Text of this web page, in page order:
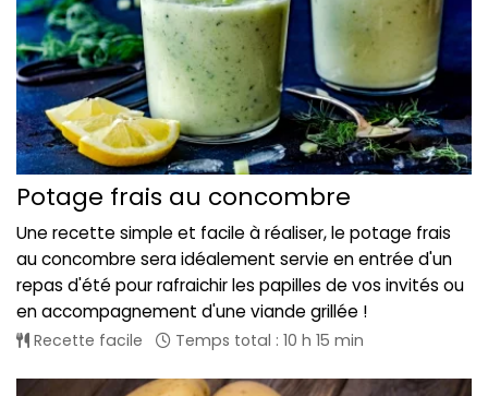
Potage frais au concombre
Une recette simple et facile à réaliser, le potage frais
au concombre sera idéalement servie en entrée d'un
repas d'été pour rafraichir les papilles de vos invités ou
en accompagnement d'une viande grillée !
Recette facile Temps total : 10 h 15 min